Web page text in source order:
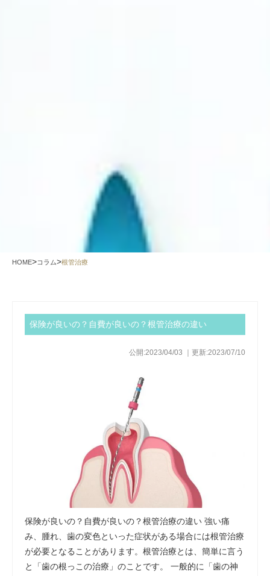
HOME>コラム>根管治療
保険が良いの？自費が良いの？根管治療の違い
公開:2023/04/03 ｜更新:2023/07/10
保険が良いの？自費が良いの？根管治療の違い 強い痛
み、腫れ、歯の変色といった症状がある場合には根管治療
が必要となることがあります。根管治療とは、簡単に言う
と「歯の根っこの治療」のことです。 一般的に「歯の神